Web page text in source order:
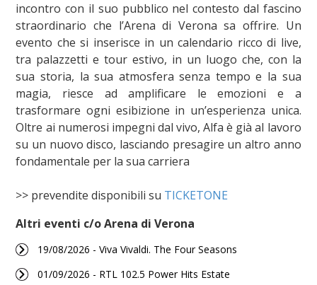
incontro con il suo pubblico nel contesto dal fascino
straordinario che l’Arena di Verona sa offrire. Un
evento che si inserisce in un calendario ricco di live,
tra palazzetti e tour estivo, in un luogo che, con la
sua storia, la sua atmosfera senza tempo e la sua
magia, riesce ad amplificare le emozioni e a
trasformare ogni esibizione in un’esperienza unica.
Oltre ai numerosi impegni dal vivo, Alfa è già al lavoro
su un nuovo disco, lasciando presagire un altro anno
fondamentale per la sua carriera
>> prevendite disponibili su TICKETONE
Altri eventi c/o Arena di Verona
19/08/2026 - Viva Vivaldi. The Four Seasons
01/09/2026 - RTL 102.5 Power Hits Estate